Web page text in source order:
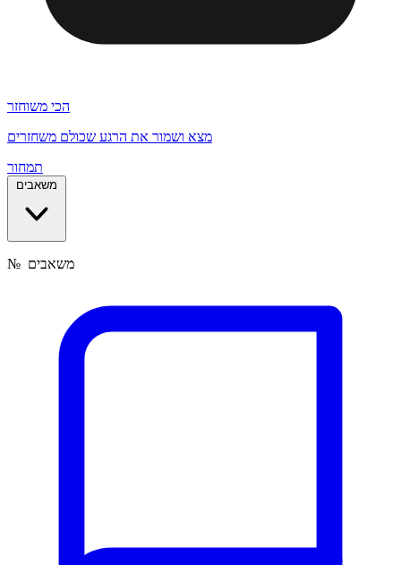
הכי משוחזר
מצא ושמור את הרגע שכולם משחזרים
תמחור
משאבים
№ משאבים